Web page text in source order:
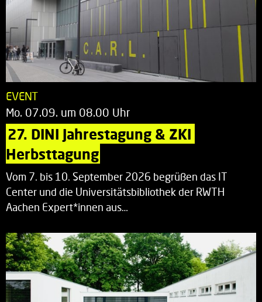
EVENT
Mo. 07.09. um 08.00 Uhr
27. DINI Jahrestagung & ZKI
Herbsttagung
Vom 7. bis 10. September 2026 begrüßen das IT
Center und die Universitätsbibliothek der RWTH
Aachen Expert*innen aus…